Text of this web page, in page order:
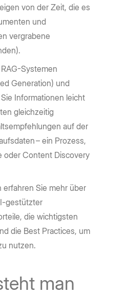
von der Zeit, die es
und
vergrabene
Systemen
Generation) und
Informationen leicht
gleichzeitig
auf der
– ein Prozess,
oder Content Discovery
erfahren Sie mehr über
gestützter
die wichtigsten
die Best Practices, um
nutzen.
man